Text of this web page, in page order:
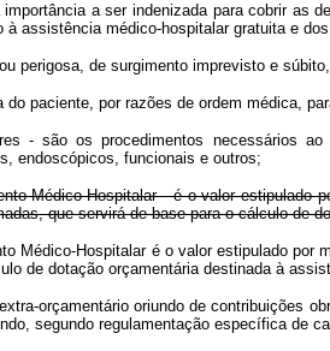
a ser indenizada para cobrir as
assistência médico-hospitalar gratuita e
de surgimento imprevisto e súbito,
por razões de ordem médica,
os procedimentos necessários ao
endoscópicos, funcionais e outros;
Médico-Hospitalar - é o valor estipulado
que servirá de base para o cálculo de
Médico-Hospitalar é o valor estipulado
de dotação orçamentária destinada
orçamentário oriundo de contribuições
segundo regulamentação específica de